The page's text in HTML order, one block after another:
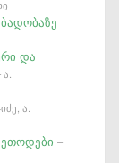
და
ა.
–